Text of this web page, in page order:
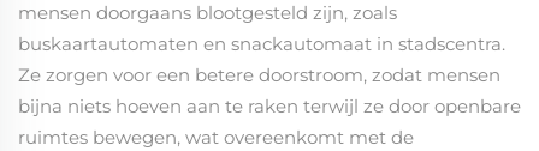
mensen doorgaans blootgesteld zijn, zoals
buskaartautomaten en snackautomaat in stadscentra.
Ze zorgen voor een betere doorstroom, zodat mensen
bijna niets hoeven aan te raken terwijl ze door openbare
ruimtes bewegen, wat overeenkomt met de